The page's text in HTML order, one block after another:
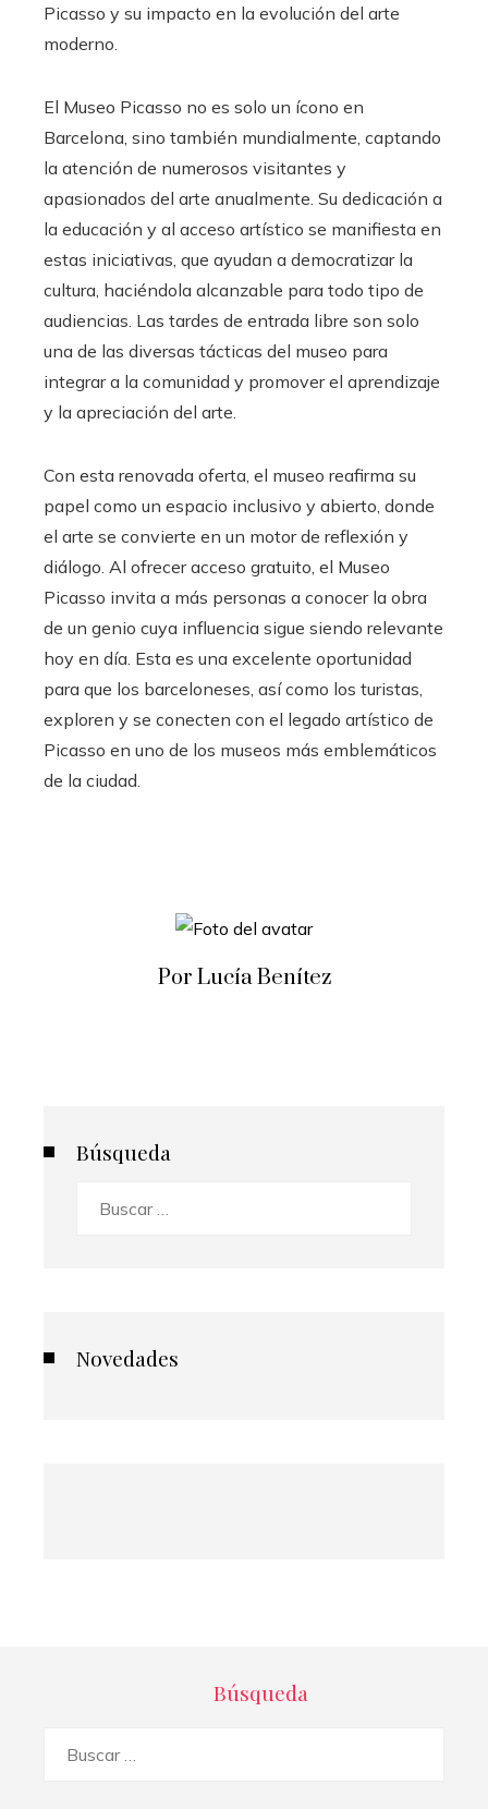
Picasso y su impacto en la evolución del arte
moderno.
El Museo Picasso no es solo un ícono en
Barcelona, sino también mundialmente, captando
la atención de numerosos visitantes y
apasionados del arte anualmente. Su dedicación a
la educación y al acceso artístico se manifiesta en
estas iniciativas, que ayudan a democratizar la
cultura, haciéndola alcanzable para todo tipo de
audiencias. Las tardes de entrada libre son solo
una de las diversas tácticas del museo para
integrar a la comunidad y promover el aprendizaje
y la apreciación del arte.
Con esta renovada oferta, el museo reafirma su
papel como un espacio inclusivo y abierto, donde
el arte se convierte en un motor de reflexión y
diálogo. Al ofrecer acceso gratuito, el Museo
Picasso invita a más personas a conocer la obra
de un genio cuya influencia sigue siendo relevante
hoy en día. Esta es una excelente oportunidad
para que los barceloneses, así como los turistas,
exploren y se conecten con el legado artístico de
Picasso en uno de los museos más emblemáticos
de la ciudad.
Por Lucía Benítez
Búsqueda
Novedades
Búsqueda